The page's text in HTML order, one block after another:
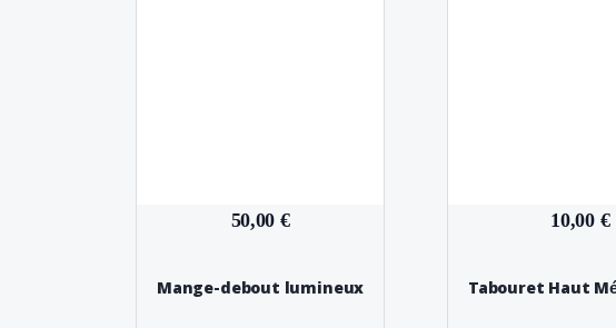
50,00 €
Mange-debout lumineux
10,00 €
Tabouret Haut